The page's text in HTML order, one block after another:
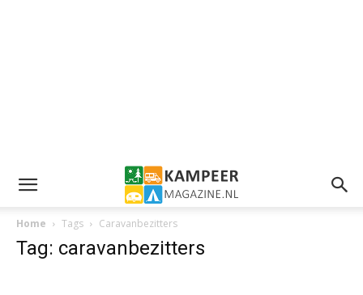
Home Tags Caravanbezitters
Tag: caravanbezitters